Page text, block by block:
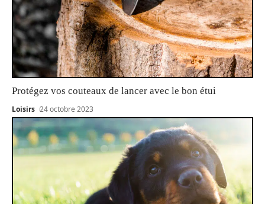
Protégez vos couteaux de lancer avec le bon étui
Loisirs 24 octobre 2023